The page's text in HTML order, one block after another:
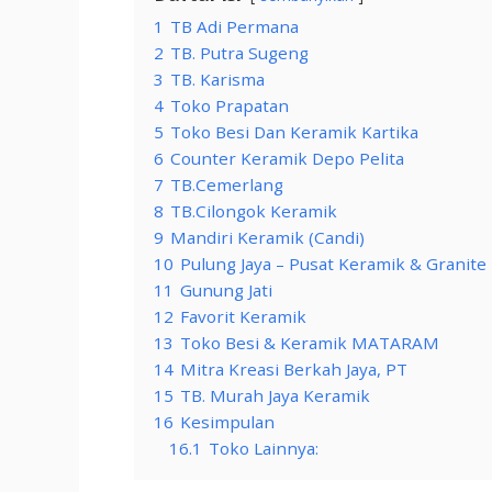
1 TB Adi Permana
2 TB. Putra Sugeng
3 TB. Karisma
4 Toko Prapatan
5 Toko Besi Dan Keramik Kartika
6 Counter Keramik Depo Pelita
7 TB.Cemerlang
8 TB.Cilongok Keramik
9 Mandiri Keramik (Candi)
10 Pulung Jaya – Pusat Keramik & Granite
11 Gunung Jati
12 Favorit Keramik
13 Toko Besi & Keramik MATARAM
14 Mitra Kreasi Berkah Jaya, PT
15 TB. Murah Jaya Keramik
16 Kesimpulan
16.1 Toko Lainnya: